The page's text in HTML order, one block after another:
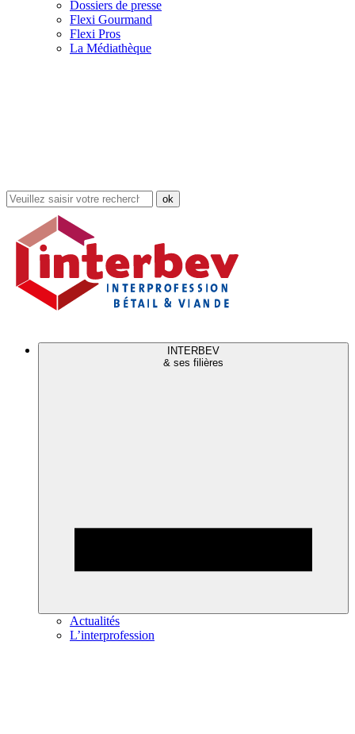
Dossiers de presse
Flexi Gourmand
Flexi Pros
La Médiathèque
Rechercher
dans
site
INTERBEV
& ses filières
Actualités
L’interprofession